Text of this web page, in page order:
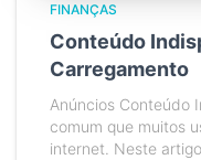
FINANÇAS
Conteúdo
Carregamento
Anúncios Conteúdo
comum que muitos
internet. Neste